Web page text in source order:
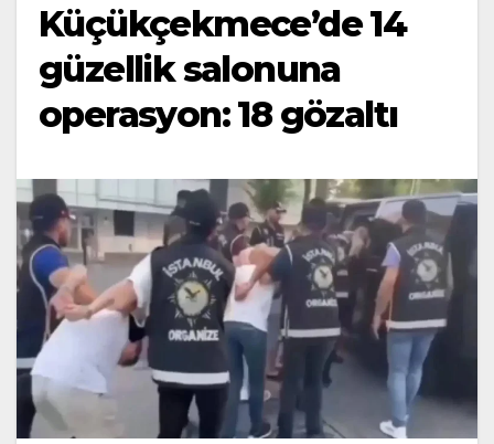
Küçükçekmece’de 14
güzellik salonuna
operasyon: 18 gözaltı